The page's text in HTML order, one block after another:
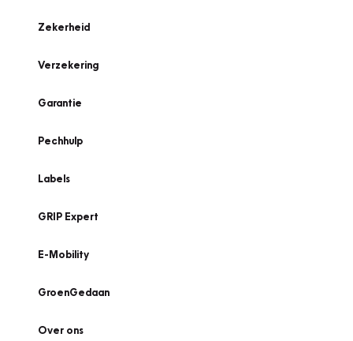
Zekerheid
Verzekering
Garantie
Pechhulp
Labels
GRIP Expert
E-Mobility
GroenGedaan
Over ons